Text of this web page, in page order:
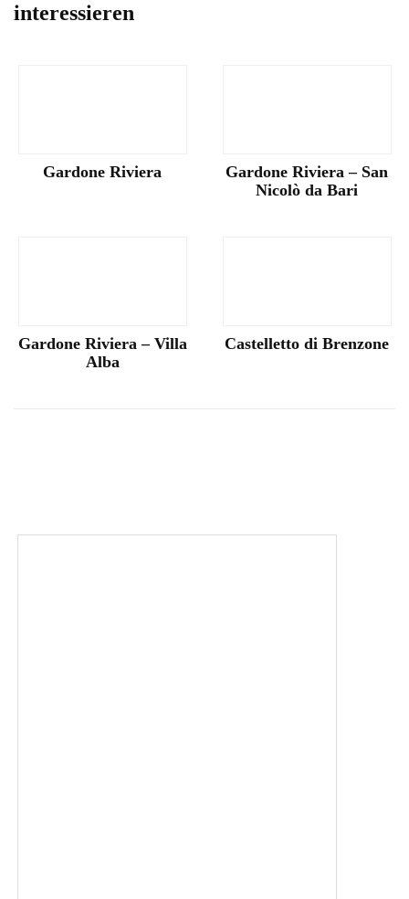
interessieren
Gardone Riviera
Gardone Riviera – San
Nicolò da Bari
Gardone Riviera – Villa
Alba
Castelletto di Brenzone